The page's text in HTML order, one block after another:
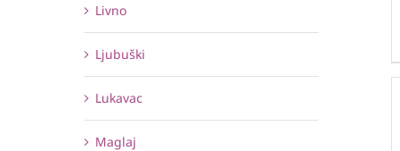
Livno
Ljubuški
Lukavac
Maglaj